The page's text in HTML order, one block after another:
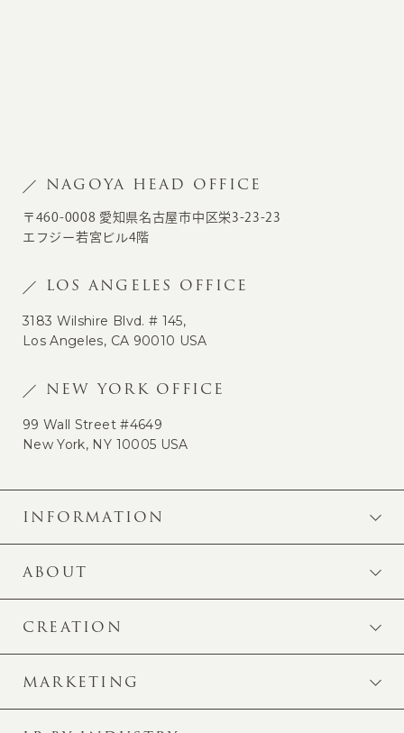
NAGOYA HEAD OFFICE
〒460-0008 愛知県名古屋市中区栄3-23-23
エフジー若宮ビル4階
LOS ANGELES OFFICE
3183 Wilshire Blvd. # 145,
Los Angeles, CA 90010 USA
NEW YORK OFFICE
99 Wall Street #4649
New York, NY 10005 USA
INFORMATION
ABOUT
CREATION
MARKETING